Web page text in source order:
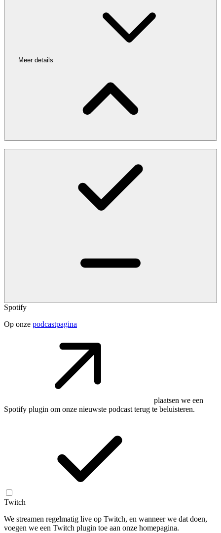
Meer details
Spotify
Op onze podcastpagina
plaatsen we een
Spotify plugin om onze nieuwste podcast terug te beluisteren.
Twitch
We streamen regelmatig live op Twitch, en wanneer we dat doen,
voegen we een Twitch plugin toe aan onze homepagina.